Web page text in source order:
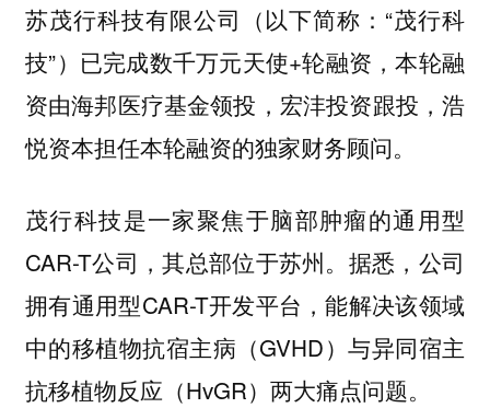
苏茂行科技有限公司（以下简称：“茂行科
技”）已完成数千万元天使+轮融资，本轮融
资由海邦医疗基金领投，宏沣投资跟投，浩
悦资本担任本轮融资的独家财务顾问。
茂行科技是一家聚焦于脑部肿瘤的通用型
CAR-T公司，其总部位于苏州。据悉，公司
拥有通用型CAR-T开发平台，能解决该领域
中的移植物抗宿主病（GVHD）与异同宿主
抗移植物反应（HvGR）两大痛点问题。